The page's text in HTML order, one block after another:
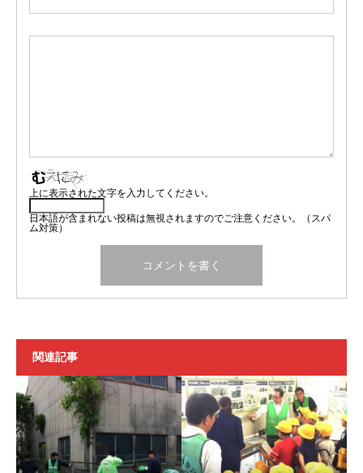
上に表示された文字を入力してください。
日本語が含まれない投稿は無視されますのでご注意ください。（スパ
ム対策）
関連記事